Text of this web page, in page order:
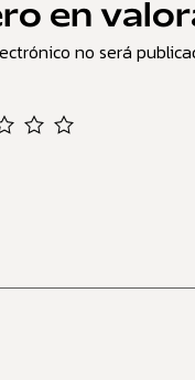
en
no será